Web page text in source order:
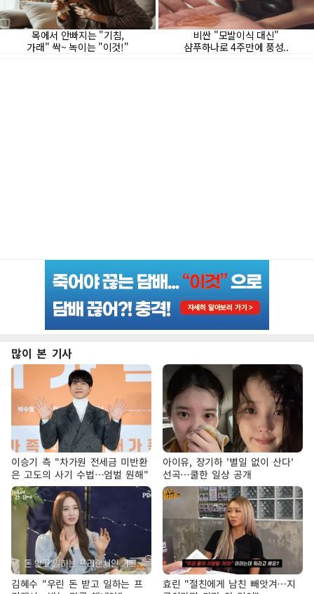
많이 본 기사
이승기 측 "차가원 전세금 미반환
은 고도의 사기 수법…엄벌 원해"
아이유, 장기하 '별일 없이 산다'
선곡…쿨한 일상 공개
김혜수 "우린 돈 받고 일하는 프
효린 "절친에게 남친 빼앗겨…지